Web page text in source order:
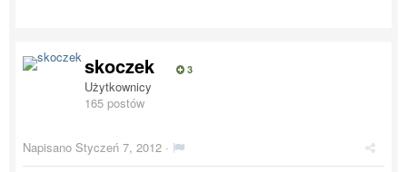
skoczek 3
Użytkownicy
165 postów
Napisano Styczeń 7, 2012 ·